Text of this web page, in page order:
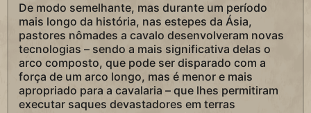
De modo semelhante, mas durante um período
mais longo da história, nas estepes da Ásia,
pastores nômades a cavalo desenvolveram novas
tecnologias – sendo a mais significativa delas o
arco composto, que pode ser disparado com a
força de um arco longo, mas é menor e mais
apropriado para a cavalaria – que lhes permitiram
executar saques devastadores em terras